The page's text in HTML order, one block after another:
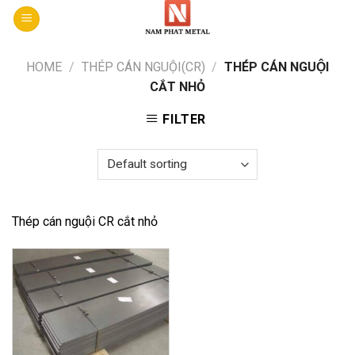
Skip
HOME / THÉP CÁN NGUỘI(CR) / THÉP CÁN NGUỘI
CẮT NHỎ
FILTER
Thép cán nguội CR cắt nhỏ